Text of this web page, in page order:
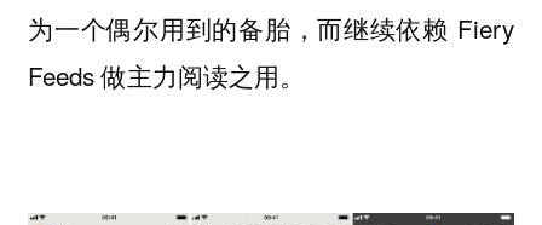
为一个偶尔用到的备胎，而继续依赖 Fiery
Feeds 做主力阅读之用。